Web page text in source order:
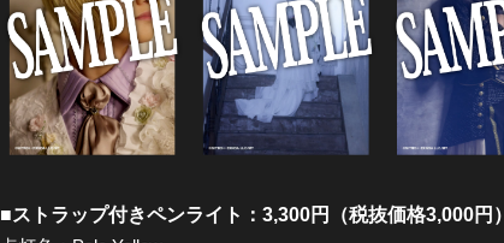
■ストラップ付きペンライト：3,300円（税抜価格3,000円）